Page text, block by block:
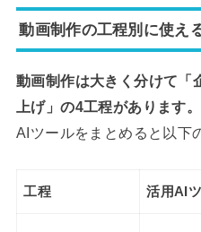
動画制作の工程別に使え
動画制作は大きく分けて「
上げ」の4工程があります。
AIツールをまとめると以下
工程 活用AI